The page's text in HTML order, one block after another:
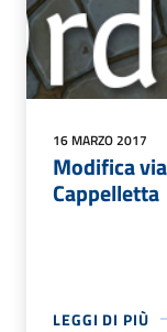
16 MARZO 2017
Modifica
Cappelletta
LEGGI DI PIÙ